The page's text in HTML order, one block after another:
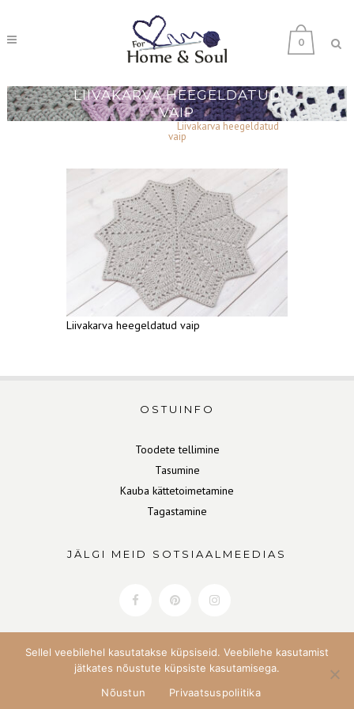
0
LIIVAKARVA HEEGELDATUD
VAIP
Liivakarva heegeldatud
vaip
Liivakarva heegeldatud vaip
OSTUINFO
Toodete tellimine
Tasumine
Kauba kättetoimetamine
Tagastamine
JÄLGI MEID SOTSIAALMEEDIAS
Copyright Home&Soul 2022
Sellel veebilehel kasutatakse küpsiseid. Veebilehe kasutamist
jätkates nõustute küpsiste kasutamisega.
Nõustun
Privaatsuspoliitika